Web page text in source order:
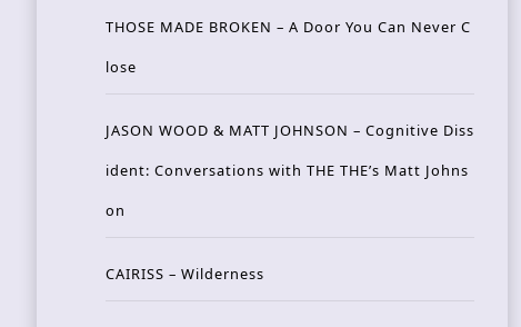
THOSE MADE BROKEN – A Door You Can Never C
lose
JASON WOOD & MATT JOHNSON – Cognitive Diss
ident: Conversations with THE THE’s Matt Johns
on
CAIRISS – Wilderness